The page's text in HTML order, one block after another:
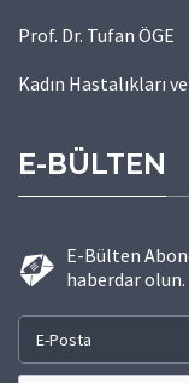
Prof. Dr. Tufan ÖGE
Kadın Hastalıkları
E-BÜLTEN
E-Bülten
haberdar olun.